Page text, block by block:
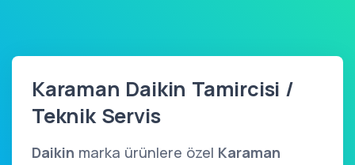
Karaman Daikin Tamircisi /
Teknik Servis
Daikin marka ürünlere özel Karaman